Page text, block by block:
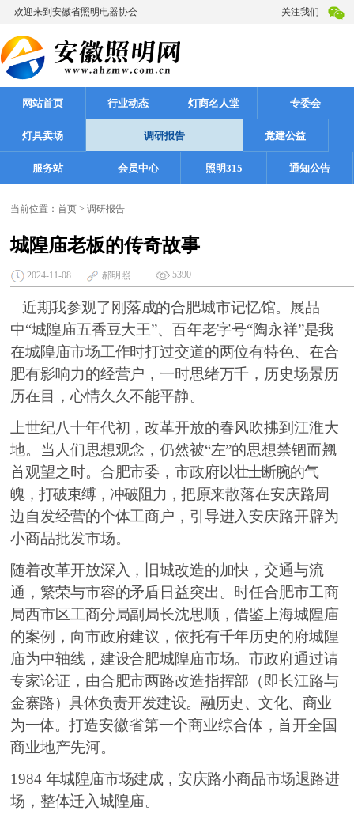
欢迎来到安徽省照明电器协会 关注我们
网站首页 行业动态 灯商名人堂 专委会
灯具卖场 调研报告 党建公益
服务站 会员中心 照明315 通知公告
当前位置：首页 >调研报告
城隍庙老板的传奇故事
2024-11-08 郝明照 5390
近期我参观了刚落成的合肥城市记忆馆。展品
中“城隍庙五香豆大王”、百年老字号“陶永祥”是我
在城隍庙市场工作时打过交道的两位有特色、在合
肥有影响力的经营户，一时思绪万千，历史场景历
历在目，心情久久不能平静。
上世纪八十年代初，改革开放的春风吹拂到江淮大
地。当人们思想观念，仍然被“左”的思想禁锢而翘
首观望之时。合肥市委，市政府以壮士断腕的气
魄，打破束缚，冲破阻力 ， 把原来散落在安庆路周
边自发经营的个体工商户，引导进入安庆路开辟为
小商品批发市场。
随着改革开放深入，旧城改造的加快 ，交通与流
通，繁荣与市容的矛盾日益突出。时任合肥市工商
局西市区工商分局副局长沈思顺，借鉴上海城隍庙
的案例，向市政府建议，依托有千年历史的府城隍
庙为中轴线，建设合肥城隍庙市场。市政府通过请
专家论证，由合肥市两路改造指挥部（即长江路与
金寨路）具体负责开发建设。融历史 、文化、 商业
为一体。打造安徽省第一个商业综合体，首开全国
商业地产先河。
1984 年城隍庙市场建成，安庆路小商品市场退路进
场， 整体迁入城隍庙。